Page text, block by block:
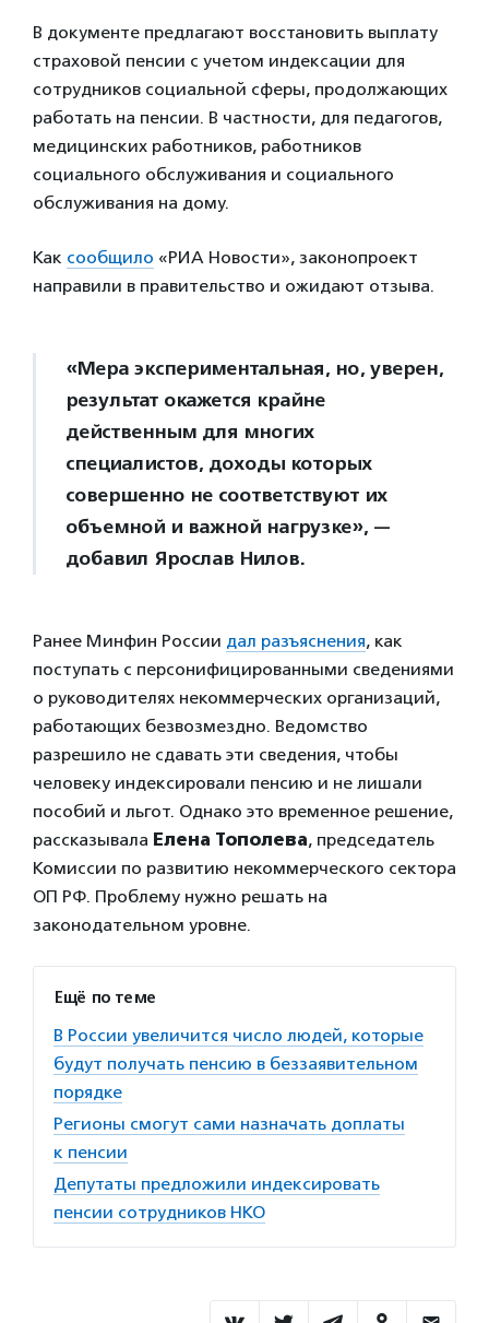
В документе предлагают восстановить выплату
страховой пенсии с учетом индексации для
сотрудников социальной сферы, продолжающих
работать на пенсии. В частности, для педагогов,
медицинских работников, работников
социального обслуживания и социального
обслуживания на дому.
Как сообщило «РИА Новости», законопроект
направили в правительство и ожидают отзыва.
«Мера экспериментальная, но, уверен,
результат окажется крайне
действенным для многих
специалистов, доходы которых
совершенно не соответствуют их
объемной и важной нагрузке», —
добавил Ярослав Нилов.
Ранее Минфин России дал разъяснения, как
поступать с персонифицированными сведениями
о руководителях некоммерческих организаций,
работающих безвозмездно. Ведомство
разрешило не сдавать эти сведения, чтобы
человеку индексировали пенсию и не лишали
пособий и льгот. Однако это временное решение,
рассказывала Елена Тополева, председатель
Комиссии по развитию некоммерческого сектора
ОП РФ. Проблему нужно решать на
законодательном уровне.
Ещё по теме
В России увеличится число людей, которые
будут получать пенсию в беззаявительном
порядке
Регионы смогут сами назначать доплаты
к пенсии
Депутаты предложили индексировать
пенсии сотрудников НКО